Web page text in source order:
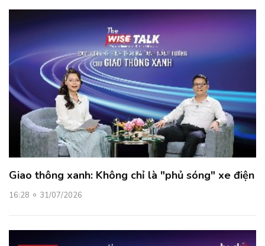
Giao thông xanh: Không chỉ là "phủ sóng" xe điện
16:28 31/07/2026